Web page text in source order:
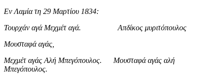
Εν Λαμία τη 29 Μαρτίου 1834:
Τουρχάν αγά Μεχμέτ αγά. Απδίκος μυριτόπουλος
Μουσταφά αγάς,
Μεχμέτ αγάς Αλή Μπεγόπουλος. Μουσταφά αγάς αλή
Μπεγόπουλος.